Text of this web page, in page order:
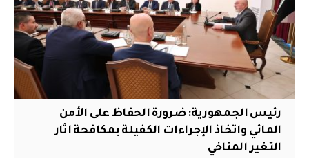
رئيس الجمهورية: ضرورة الحفاظ على الأمن
المائي واتخاذ الإجراءات الكفيلة بمكافحة آثار
التغير المناخي